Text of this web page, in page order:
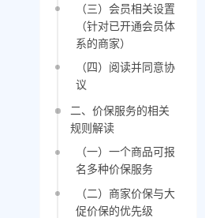
（三）会员相关设置
（针对已开通会员体
系的商家）
（四）阅读并同意协
议
二、价保服务的相关
规则解读
（一）一个商品可报
名多种价保服务
（二）商家价保与大
促价保的优先级